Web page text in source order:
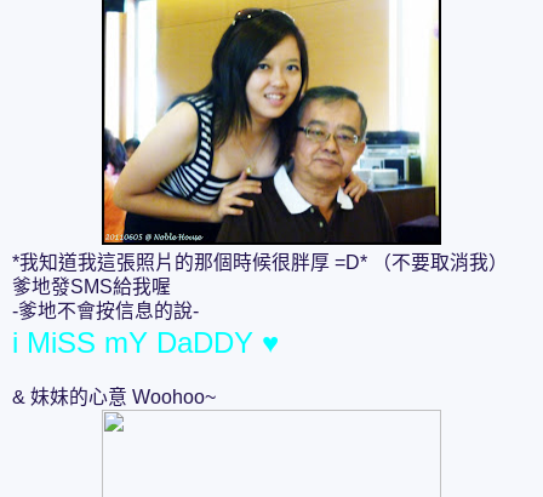
*我知道我這張照片的那個時候很胖厚 =D* （不要取消我）
爹地發SMS給我喔
-爹地不會按信息的說-
i MiSS mY DaDDY ♥
& 妹妹的心意 Woohoo~